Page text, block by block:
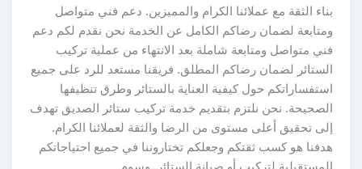
بناء الثقة مع عملائنا الكرام والمميزين. دعم فني متواصل
ومتابعة لضمان رضاكم الكامل عن الخدمة نحن نقدم لكم دعم
فني متواصل ومتابعة شاملة بعد الانتهاء من عملية تركيب
الستائر لضمان رضاكم المطلق. فريقنا مستعد للرد على جميع
استفساراتكم حول كيفية العناية بالستائر وطرق تنظيفها
الصحيحة. نحن نلتزم بتقديم خدمة تركيب ستائر الصديق تهدف
إلى تحقيق أعلى مستوى من الرضا والثقة لعملائنا الكرام.
هدفنا هو كسب ثقتكم وجعلكم تختاروننا في جميع احتياجاتكم